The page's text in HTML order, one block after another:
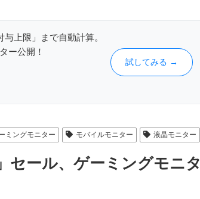
上限」まで自動計算。
ー公開！
試してみる →
ミングモニター モバイルモニター 液晶モニター
セール、ゲーミングモニタ